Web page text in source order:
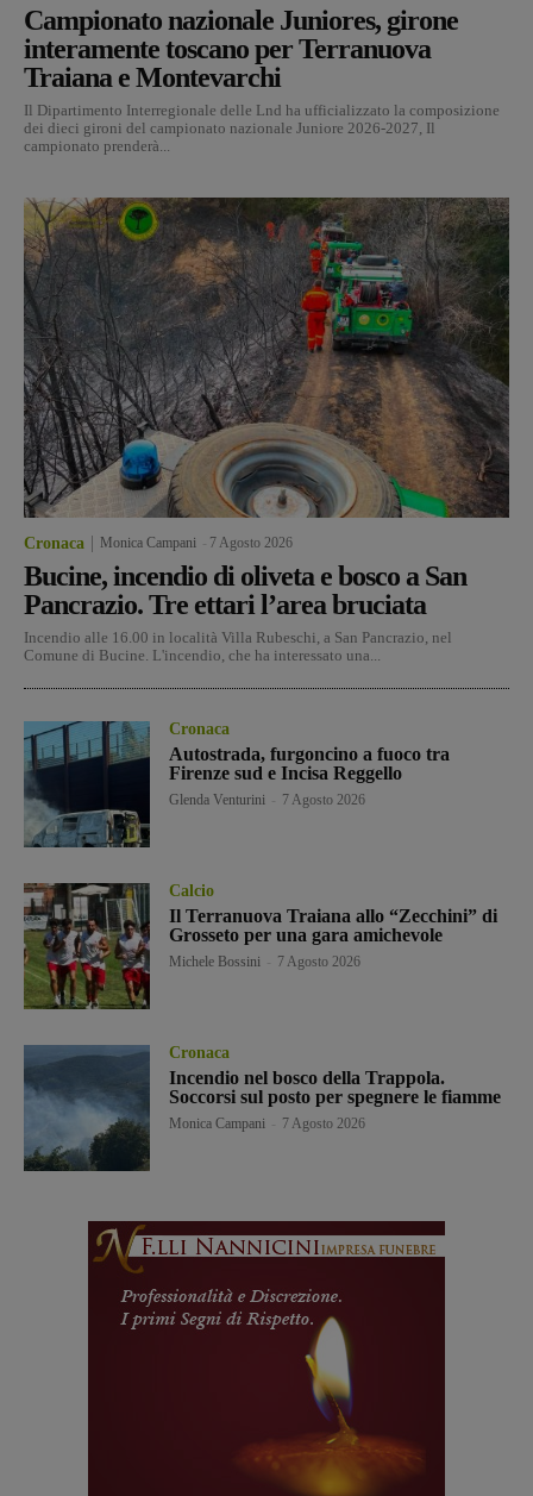
Campionato nazionale Juniores, girone
interamente toscano per Terranuova
Traiana e Montevarchi
Il Dipartimento Interregionale delle Lnd ha ufficializzato la composizione
dei dieci gironi del campionato nazionale Juniore 2026-2027, Il
campionato prenderà...
Cronaca Monica Campani 7 Agosto 2026
Bucine, incendio di oliveta e bosco a San
Pancrazio. Tre ettari l’area bruciata
Incendio alle 16.00 in località Villa Rubeschi, a San Pancrazio, nel
Comune di Bucine. L'incendio, che ha interessato una...
Cronaca
Autostrada, furgoncino a fuoco tra
Firenze sud e Incisa Reggello
Glenda Venturini 7 Agosto 2026
Calcio
Il Terranuova Traiana allo “Zecchini” di
Grosseto per una gara amichevole
Michele Bossini 7 Agosto 2026
Cronaca
Incendio nel bosco della Trappola.
Soccorsi sul posto per spegnere le fiamme
Monica Campani 7 Agosto 2026